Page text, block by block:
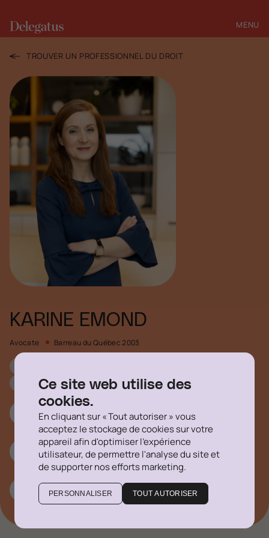
Ce site web utilise des
cookies.
En cliquant sur « Tout autoriser » vous
acceptez le stockage de cookies sur votre
appareil afin d'optimiser l'expérience
utilisateur, de permettre l'analyse du site et
de supporter nos efforts marketing.
PERSONNALISER TOUT AUTORISER
MENU
FERMER
TROUVER UN PROFESSIONNEL DU DROIT
KARINE EMOND
Avocate Barreau du Québec 2003
Affaires réglementaires et droit administratif
514 316-1355 #764
kemond@delegatus.ca
Linkedin